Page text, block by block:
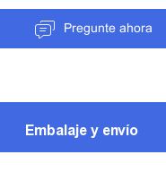
Pregunte ahora
Embalaje y envío